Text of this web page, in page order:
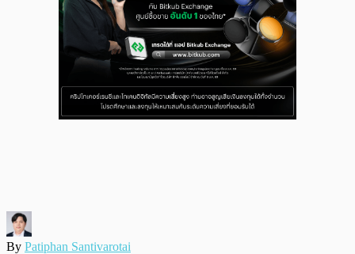
By Patiphan Santivarotai